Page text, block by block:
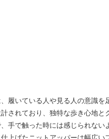
履いている人や見る人の意識を
されており、独特な歩き心地
手で触った時には感じられない